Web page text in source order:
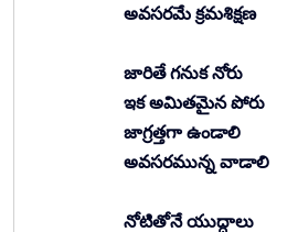
అవసరమే క్రమశిక్షణ
జారితే గనుక నోరు
ఇక అమితమైన పోరు
జాగ్రత్తగా ఉండాలి
అవసరమున్న వాడాలి
నోటితోనే యుద్ధాలు